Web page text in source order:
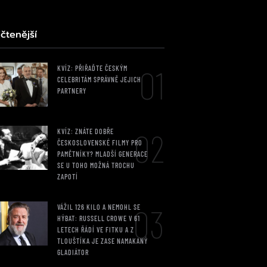
KVÍZ: PŘIŘAĎTE ČESKÝM
CELEBRITÁM SPRÁVNĚ JEJICH
PARTNERY
01
KVÍZ: ZNÁTE DOBŘE
ČESKOSLOVENSKÉ FILMY PRO
PAMĚTNÍKY? MLADŠÍ GENERACE
SE U TOHO MOŽNÁ TROCHU
ZAPOTÍ
02
VÁŽIL 126 KILO A NEMOHL SE
HÝBAT: RUSSELL CROWE V 61
LETECH ŘÁDÍ VE FITKU A Z
TLOUŠTÍKA JE ZASE NAMAKANÝ
GLADIÁTOR
03